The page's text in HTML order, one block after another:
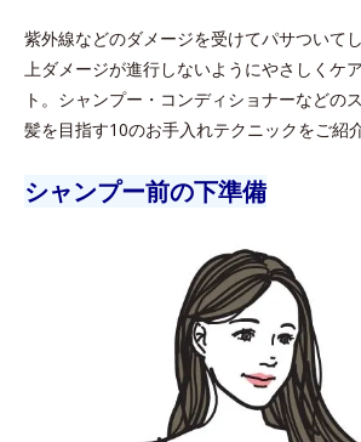
紫外線などのダメージを受けてパサついて
上ダメージが進行しないようにやさしくケ
ト。シャンプー・コンディショナーなどの
髪を目指す10のお手入れテクニックをご紹
シャンプー前の下準備